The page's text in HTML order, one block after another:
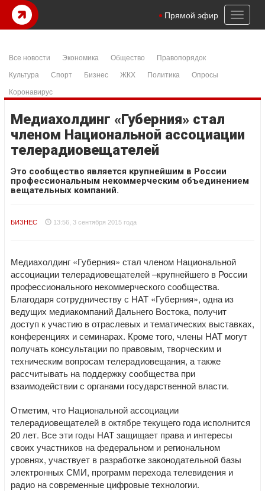
Toggle
Прямой эфир
Все новости Экономика Общество
Правопорядок
Культура
Спорт Бизнес ЖКХ Политика
Опросы
Коронавирус
Медиахолдинг «Губерния» стал
членом Национальной ассоциации
телерадиовещателей
Это сообщество является крупнейшим в России
профессиональным некоммерческим объединением
вещательных компаний.
БИЗНЕС 13:56, 3 сентября 2015 года
Медиахолдинг «Губерния» стал членом Национальной
ассоциации телерадиовещателей –крупнейшего в России
профессионального некоммерческого сообщества.
Благодаря сотрудничеству с НАТ «Губерния», одна из
ведущих медиакомпаний Дальнего Востока, получит
доступ к участию в отраслевых и тематических выставках,
конференциях и семинарах. Кроме того, члены НАТ могут
получать консультации по правовым, творческим и
техническим вопросам телерадиовещания, а также
рассчитывать на поддержку сообщества при
взаимодействии с органами государственной власти.
Отметим, что Национальной ассоциации
телерадиовещателей в октябре текущего года исполнится
20 лет. Все эти годы НАТ защищает права и интересы
своих участников на федеральном и региональном
уровнях, участвует в разработке законодательной базы
электронных СМИ, программ перехода телевидения и
радио на современные цифровые технологии.